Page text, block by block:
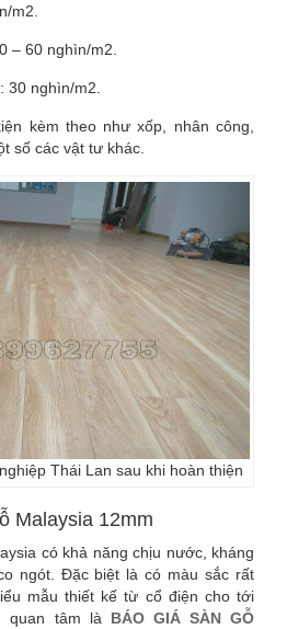
m2.
– 60 nghìn/m2.
30 nghìn/m2.
kèm theo như xốp, nhân công,
số các vật tư khác.
Thái Lan sau khi hoàn thiện
Malaysia 12mm
có khả năng chịu nước, kháng
ngót. Đặc biệt là có màu sắc rất
mẫu thiết kế từ cổ điện cho tới
quan tâm là BÁO GIÁ SÀN GỖ